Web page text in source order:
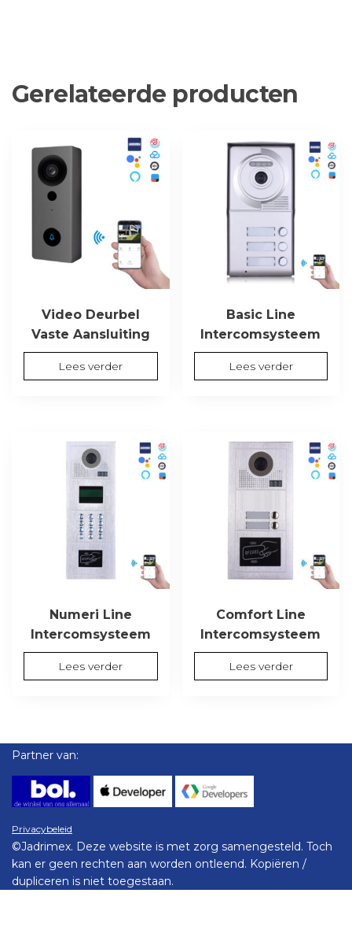
Gerelateerde producten
Video Deurbel
Vaste Aansluiting
Lees verder
Basic Line
Intercomsysteem
Lees verder
Numeri Line
Intercomsysteem
Lees verder
Comfort Line
Intercomsysteem
Lees verder
Partner van:
Privacybeleid
©Jadrimex. Deze website is met zorg samengesteld. Toch
kan er geen rechten aan worden ontleend. Kopiëren /
dupliceren is niet toegestaan.